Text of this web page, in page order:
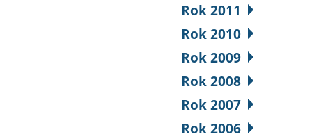
Rok 2011
Rok 2010
Rok 2009
Rok 2008
Rok 2007
Rok 2006